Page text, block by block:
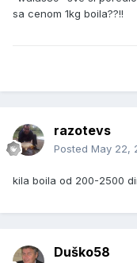
sa cenom 1kg boila??!!
razotevs
Posted May 22,
kila boila od 200-2500
Duško58